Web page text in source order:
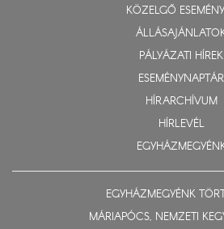
KÖZELGŐ
PÁLYÁZATI HÍREK
ESEMÉNYNAPTÁR
HÍRARCHÍVUM
HÍRLEVÉL
EGYHÁZMEGYÉNK
MÁRIAPÓCS, NEMZETI